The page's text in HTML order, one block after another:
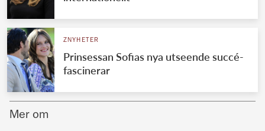
Japanska kejsarhuset
Thailändska kungahuset
Marockanska kungahuset
ZNYHETER
Prinsessan Sofias nya utseende succé-
fascinerar
Mer om